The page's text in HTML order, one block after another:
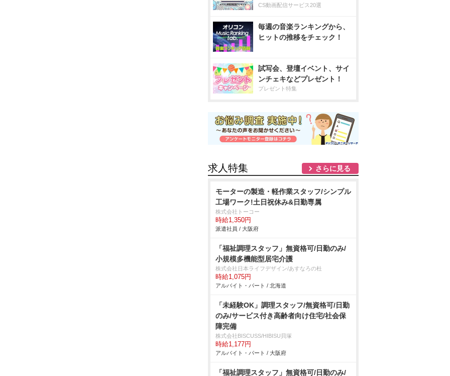
CS動画配信サービス20選
毎週の音楽ランキングから、
ヒットの推移をチェック！
試写会、登壇イベント、サイ
ンチェキなどプレゼント！
プレゼント特集
求人特集 さらに見る
モーターの製造・軽作業スタッフ/シンプル
工場ワーク!土日祝休み&日勤専属
株式会社トーコー
時給1,350円
派遣社員 / 大阪府
「福祉調理スタッフ」無資格可/日勤のみ/
小規模多機能型居宅介護
株式会社日本ライフデザイン/あすなろの杜
時給1,075円
アルバイト・パート / 北海道
「未経験OK」調理スタッフ/無資格可/日勤
のみ/サービス付き高齢者向け住宅/社会保
障完備
株式会社BISCUSS/HIBISU貝塚
時給1,177円
アルバイト・パート / 大阪府
「福祉調理スタッフ」無資格可/日勤のみ/